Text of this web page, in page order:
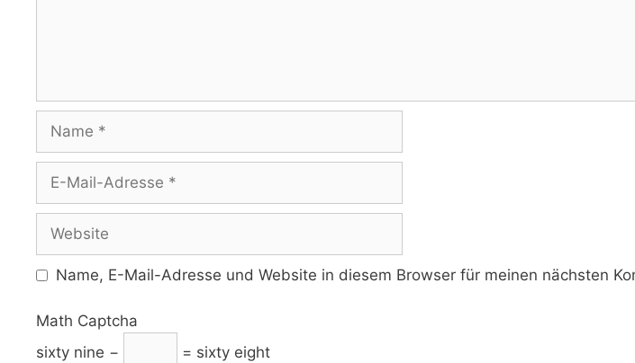
Name
Adresse
Website
Name, E-Mail-Adresse und Website in diesem Browser für meinen nächsten
Math Captcha
sixty nine −
= sixty eight